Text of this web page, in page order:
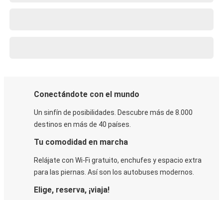
Conectándote con el mundo
Un sinfín de posibilidades. Descubre más de 8.000
destinos en más de 40 países.
Tu comodidad en marcha
Relájate con Wi-Fi gratuito, enchufes y espacio extra
para las piernas. Así son los autobuses modernos.
Elige, reserva, ¡viaja!